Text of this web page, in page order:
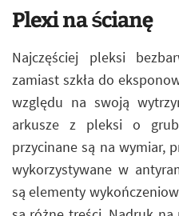
Plexi na ścianę
Najczęściej pleksi
zamiast szkła do
względu na swoją
arkusze z pleksi o
przycinane są na wymiar,
wykorzystywane w
są elementy